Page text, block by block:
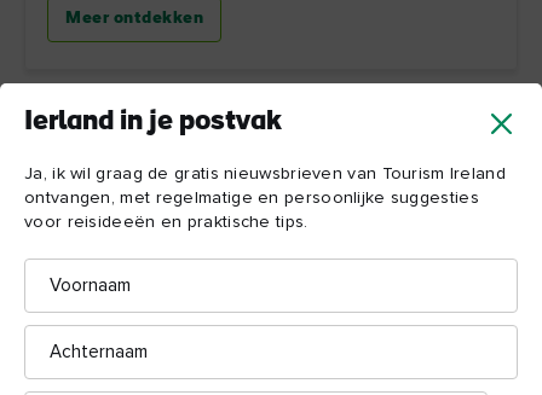
Ierland in je postvak
Ja, ik wil graag de gratis nieuwsbrieven van Tourism Ireland
ontvangen, met regelmatige en persoonlijke suggesties
voor reisideeën en praktische tips.
Voornaam
Achternaam
Meer ontdekken